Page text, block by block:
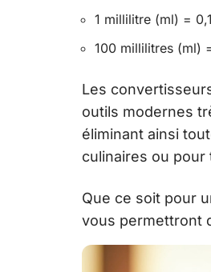
1 millilitre (ml) =
100 millilitres (ml)
Les
outils modernes
éliminant ainsi
culinaires ou
Que ce soit pour
vous permettront